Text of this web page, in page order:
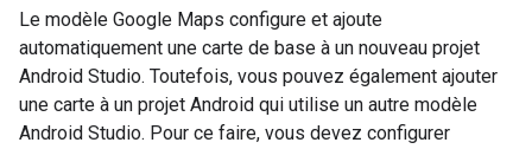
Le modèle Google Maps configure et ajoute
automatiquement une carte de base à un nouveau projet
Android Studio. Toutefois, vous pouvez également ajouter
une carte à un projet Android qui utilise un autre modèle
Android Studio. Pour ce faire, vous devez configurer